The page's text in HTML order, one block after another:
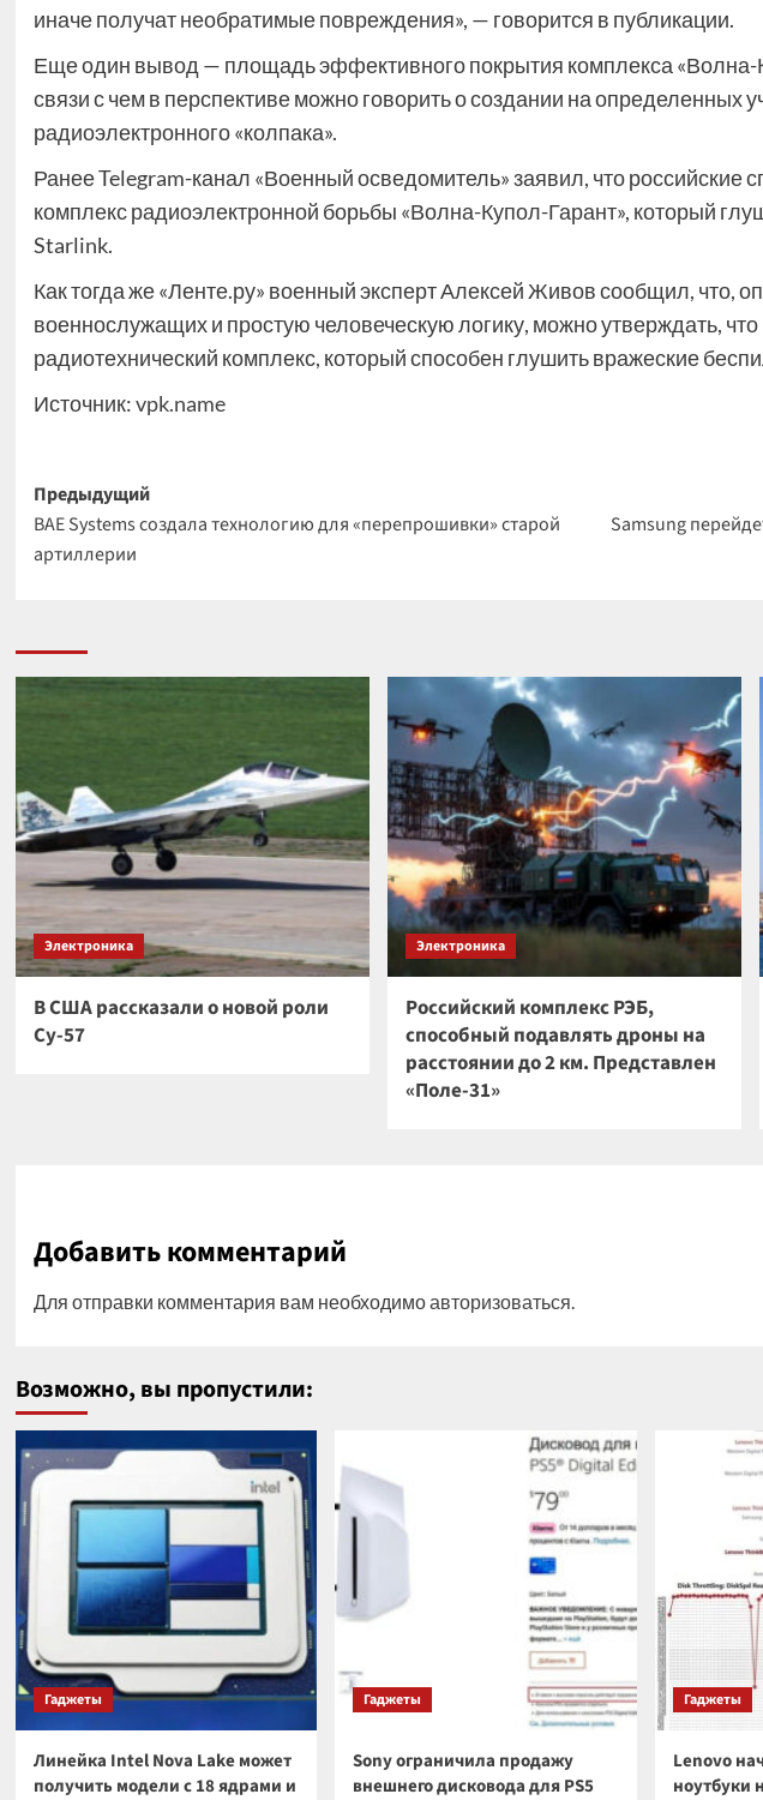
иначе получат необратимые повреждения», — говорится в публикации.
Еще один вывод — площадь эффективного покрытия комплекса «Волна-
связи с чем в перспективе можно говорить о создании на определенных
радиоэлектронного «колпака».
Ранее Telegram-канал «Военный осведомитель» заявил, что российские
комплекс радиоэлектронной борьбы «Волна-Купол-Гарант», который
Starlink.
Как тогда же «Ленте.ру» военный эксперт Алексей Живов сообщил, что,
военнослужащих и простую человеческую логику, можно утверждать,
радиотехнический комплекс, который способен глушить вражеские
Источник:vpk.name
Навигация
записи
Предыдущий
BAE Systems создала технологию для «перепрошивки» старой
артиллерии
Samsung
Электроника
В США рассказали о новой роли
Су-57
Электроника
Российский комплекс РЭБ,
способный подавлять дроны на
расстоянии до 2 км. Представлен
«Поле-31»
Добавить комментарий
Для отправки комментария вам необходимоавторизоваться.
Возможно, вы пропустили:
Гаджеты
Линейка Intel Nova Lake может
получить модели с 18 ядрами и
Гаджеты
Sony ограничила продажу
внешнего дисковода для PS5
Гаджеты
Lenovo
ноутбуки